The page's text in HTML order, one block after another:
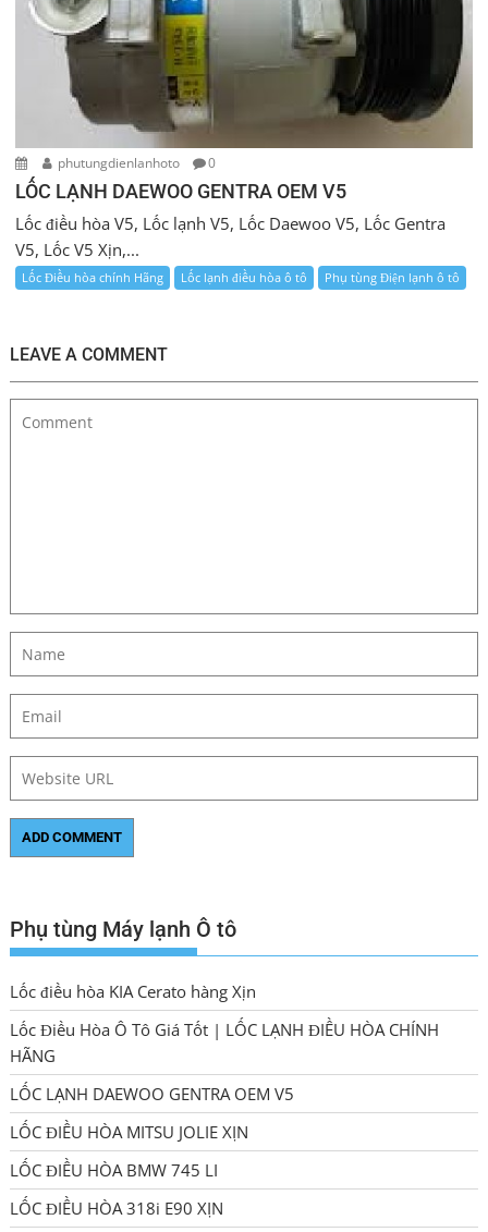
phutungdienlanhoto 0
LỐC LẠNH DAEWOO GENTRA OEM V5
Lốc điều hòa V5, Lốc lạnh V5, Lốc Daewoo V5, Lốc Gentra
V5, Lốc V5 Xịn,...
Lốc Điều hòa chính Hãng Lốc lạnh điều hòa ô tô Phụ tùng Điện lạnh ô tô
LEAVE A COMMENT
Phụ tùng Máy lạnh Ô tô
Lốc điều hòa KIA Cerato hàng Xịn
Lốc Điều Hòa Ô Tô Giá Tốt | LỐC LẠNH ĐIỀU HÒA CHÍNH
HÃNG
LỐC LẠNH DAEWOO GENTRA OEM V5
LỐC ĐIỀU HÒA MITSU JOLIE XỊN
LỐC ĐIỀU HÒA BMW 745 LI
LỐC ĐIỀU HÒA 318i E90 XỊN